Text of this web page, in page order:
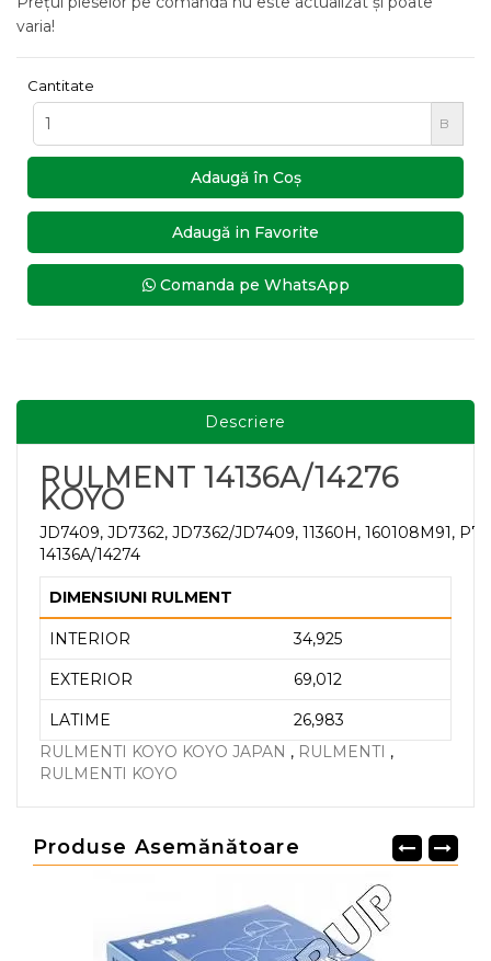
varia!
Cantitate
B
Adaugă în Coş
Adaugă in Favorite
Comanda pe WhatsApp
Descriere
RULMENT 14136A/14276
KOYO
JD7409, JD7362, JD7362/JD7409, 11360H, 160108M91,
14136A/14274
DIMENSIUNI RULMENT
INTERIOR 34,925
EXTERIOR 69,012
LATIME
26,983
RULMENTI KOYO KOYO JAPAN , RULMENTI ,
RULMENTI KOYO
Produse Asemănătoare